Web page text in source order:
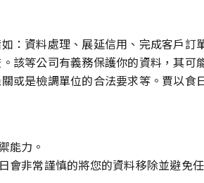
：資料處理、展延信用、完成客戶
該等公司有義務保護你的資料，其
或是檢調單位的合法要求等。賈以
能力。
會非常謹慎的將您的資料移除並避免